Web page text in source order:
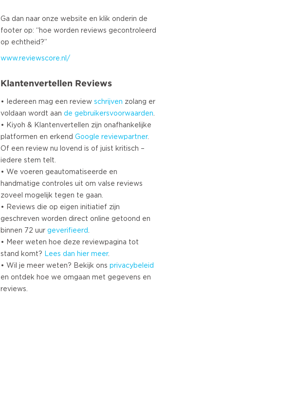
Ga dan naar onze website en klik onderin de
footer op: “hoe worden reviews gecontroleerd
www.reviewscore.nl/
Klantenvertellen Reviews
• Iedereen mag een review schrijven zolang er
voldaan wordt aan de gebruikersvoorwaarden.
• Kiyoh & Klantenvertellen zijn onafhankelijke
platformen en erkend Google reviewpartner.
Of een review nu lovend is of juist kritisch –
iedere stem telt.
• We voeren geautomatiseerde en
handmatige controles uit om valse reviews
zoveel mogelijk tegen te gaan.
• Reviews die op eigen initiatief zijn
geschreven worden direct online getoond en
binnen 72 uur geverifieerd.
• Meer weten hoe deze reviewpagina tot
stand komt? Lees dan hier meer.
• Wil je meer weten? Bekijk ons privacybeleid
en ontdek hoe we omgaan met gegevens en
reviews.